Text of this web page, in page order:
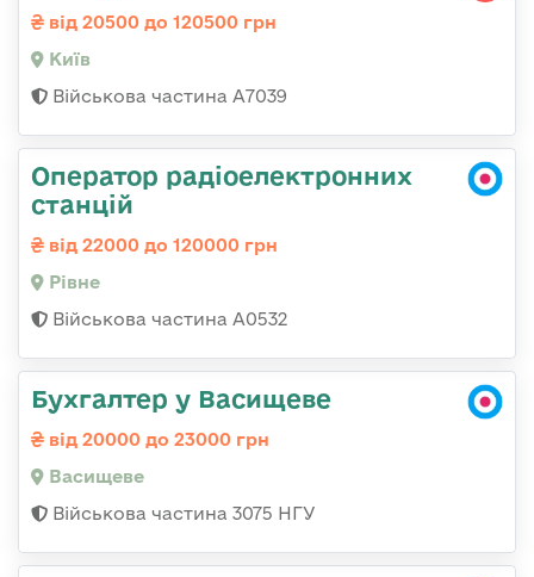
від 20500 до 120500 грн
Київ
Військова частина А7039
Оператор радіоелектронних
станцій
від 22000 до 120000 грн
Рівне
Військова частина А0532
Бухгалтер у Васищеве
від 20000 до 23000 грн
Васищеве
Військова частина 3075 НГУ